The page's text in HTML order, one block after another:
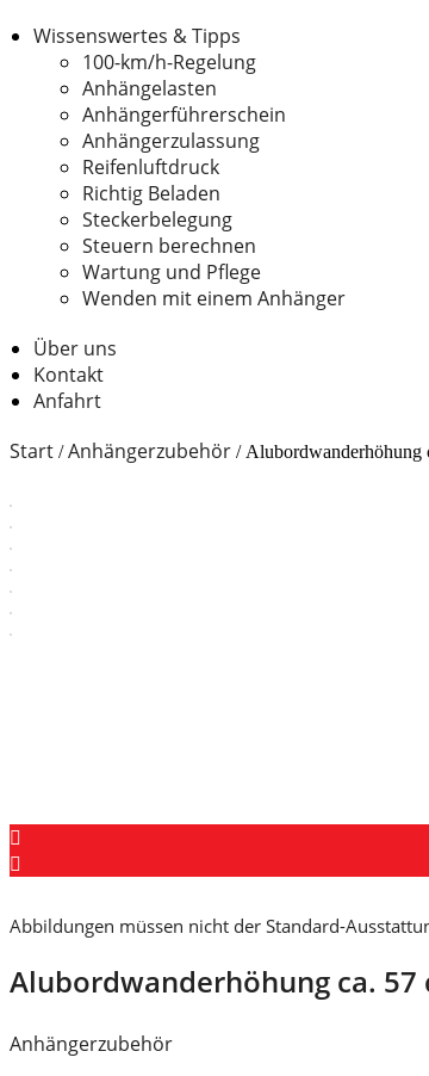
Wissenswertes & Tipps
100-km/h-Regelung
Anhängelasten
Anhängerführerschein
Anhängerzulassung
Reifenluftdruck
Richtig Beladen
Steckerbelegung
Steuern berechnen
Wartung und Pflege
Wenden mit einem Anhänger
Über uns
Kontakt
Anfahrt
Start /Anhängerzubehör / Alubordwanderhöhung
Abbildungen müssen nicht der Standard-
Alubordwanderhöhung ca. 57
Anhängerzubehör